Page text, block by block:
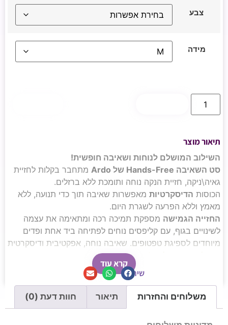
צבע
מידה
תיאור מוצר
השילוב המושלם לנוחות ושאיבה חופשית!
סט השאיבה Hands-Free של Ardo
מתחבר בקלות לחזיית
גאיה\ניקה, חזיית הנקה נוחה ותומכת ללא ברזלים.
הכוסות הדיסקרטיות מאפשרות שאיבה תוך כדי תנועה, ללא
מאמץ וללא הפרעה לשגרת היום.
החזייה הגמישה מספקת תמיכה רכה ומתאימה את עצמה
לשינויים בגוף, עם קליפסים נוחים לפתיחה ביד אחת ופדים
מיוחדים לספיגת טפטופים. שאיבה נוחה, אפקטיבית ודיסקרטית
קרא עוד
שיתוף
משלוחים והחזרות תיאור חוות דעת (0)